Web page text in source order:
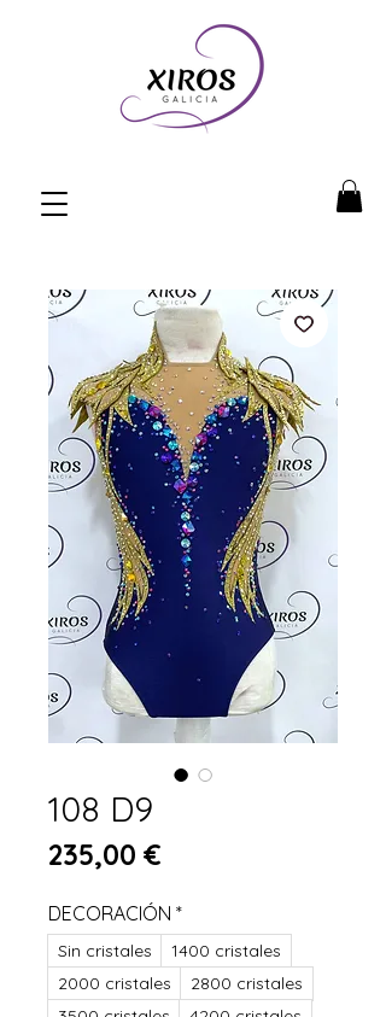
108 D9
235,00 €
DECORACIÓN *
Sin cristales
1400 cristales
2000 cristales
2800 cristales